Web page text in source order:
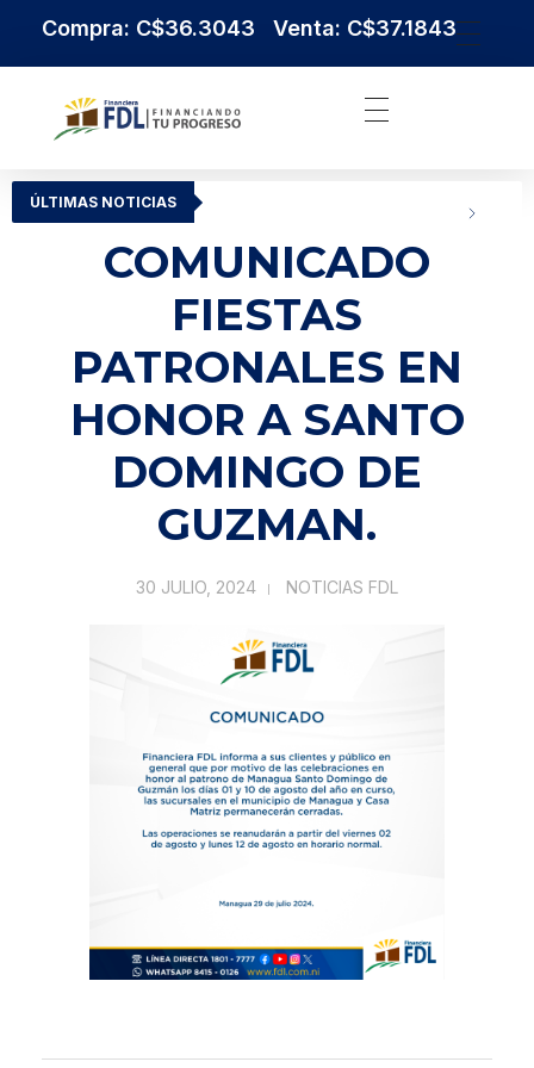
Compra: C$36.3043 Venta: C$37.1843
ÚLTIMAS NOTICIAS
COMUNICADO
FIESTAS
PATRONALES EN
HONOR A SANTO
DOMINGO DE
GUZMAN.
30 JULIO, 2024 NOTICIAS FDL